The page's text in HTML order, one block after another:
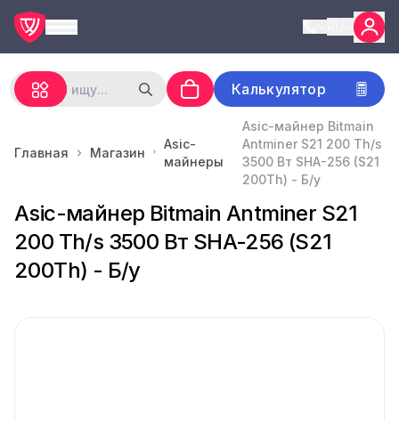
Калькулятор
Главная Магазин
Asic-
майнеры
Asic-майнер Bitmain
Antminer S21 200 Th/s
3500 Вт SHA-256 (S21
200Th) - Б/у
Asic-майнер Bitmain Antminer S21
200 Th/s 3500 Вт SHA-256 (S21
200Th) - Б/у